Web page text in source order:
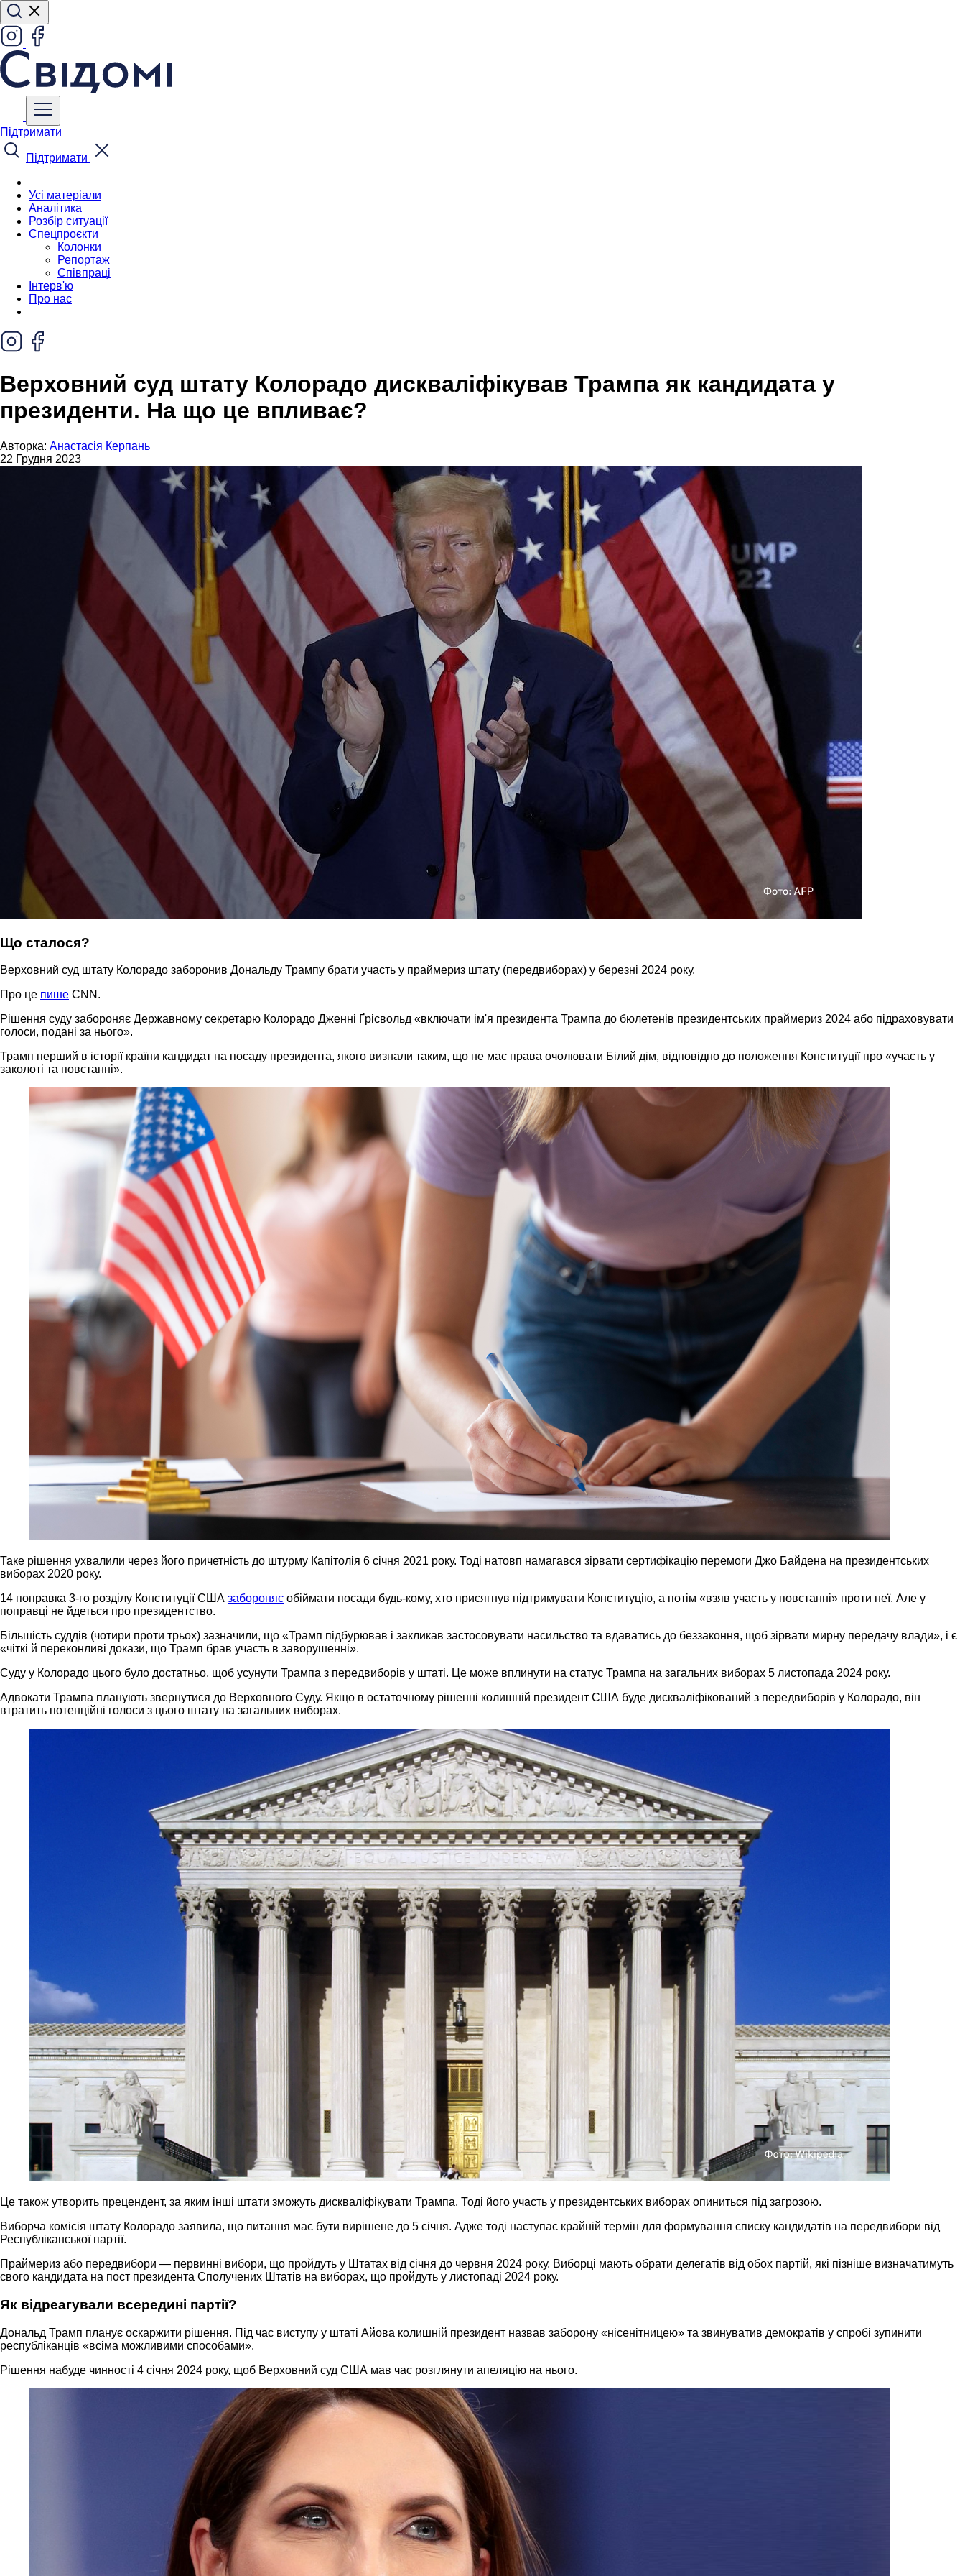
Підтримати
Підтримати
Усі матеріали
Аналітика
Розбір ситуації
Спецпроєкти
Колонки
Репортаж
Співпраці
Інтерв'ю
Про нас
Верховний суд штату Колорадо дискваліфікував Трампа як кандидата у
президенти. На що це впливає?
Авторка: Анастасія Керпань
22 Грудня 2023
Що сталося?
Верховний суд штату Колорадо заборонив Дональду Трампу брати участь у праймериз штату (передвиборах) у березні 2024 року.
Про це пише CNN.
Рішення суду забороняє Державному секретарю Колорадо Дженні Ґрісвольд «включати ім'я президента Трампа до бюлетенів президентських праймериз 2024 або підраховувати
голоси, подані за нього».
Трамп перший в історії країни кандидат на посаду президента, якого визнали таким, що не має права очолювати Білий дім, відповідно до положення Конституції про «участь у
заколоті та повстанні».
Таке рішення ухвалили через його причетність до штурму Капітолія 6 січня 2021 року. Тоді натовп намагався зірвати сертифікацію перемоги Джо Байдена на президентських
виборах 2020 року.
14 поправка 3-го розділу Конституції США забороняє обіймати посади будь-кому, хто присягнув підтримувати Конституцію, а потім «взяв участь у повстанні» проти неї. Але у
поправці не йдеться про президентство.
Більшість суддів (чотири проти трьох) зазначили, що «Трамп підбурював і закликав застосовувати насильство та вдаватись до беззаконня, щоб зірвати мирну передачу влади», і є
«чіткі й переконливі докази, що Трамп брав участь в заворушенні».
Суду у Колорадо цього було достатньо, щоб усунути Трампа з передвиборів у штаті. Це може вплинути на статус Трампа на загальних виборах 5 листопада 2024 року.
Адвокати Трампа планують звернутися до Верховного Суду. Якщо в остаточному рішенні колишній президент США буде дискваліфікований з передвиборів у Колорадо, він
втратить потенційні голоси з цього штату на загальних виборах.
Це також утворить прецендент, за яким інші штати зможуть дискваліфікувати Трампа. Тоді його участь у президентських виборах опиниться під загрозою.
Виборча комісія штату Колорадо заявила, що питання має бути вирішене до 5 січня. Адже тоді наступає крайній термін для формування списку кандидатів на передвибори від
Республіканської партії.
Праймериз або передвибори — первинні вибори, що пройдуть у Штатах від січня до червня 2024 року. Виборці мають обрати делегатів від обох партій, які пізніше визначатимуть
свого кандидата на пост президента Сполучених Штатів на виборах, що пройдуть у листопаді 2024 року.
Як відреагували всередині партії?
Дональд Трамп планує оскаржити рішення. Під час виступу у штаті Айова колишній президент назвав заборону «нісенітницею» та звинуватив демократів у спробі зупинити
республіканців «всіма можливими способами».
Рішення набуде чинності 4 січня 2024 року, щоб Верховний суд США мав час розглянути апеляцію на нього.